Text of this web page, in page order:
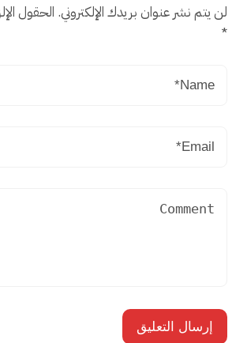
لن يتم نشر عنوان بريدك الإلكتروني. الحقول
*